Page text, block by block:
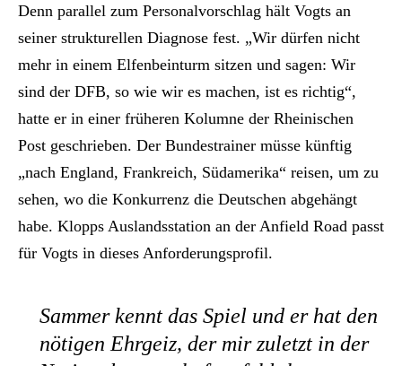
Denn parallel zum Personalvorschlag hält Vogts an
seiner strukturellen Diagnose fest. „Wir dürfen nicht
mehr in einem Elfenbeinturm sitzen und sagen: Wir
sind der DFB, so wie wir es machen, ist es richtig“,
hatte er in einer früheren Kolumne der Rheinischen
Post geschrieben. Der Bundestrainer müsse künftig
„nach England, Frankreich, Südamerika“ reisen, um zu
sehen, wo die Konkurrenz die Deutschen abgehängt
habe. Klopps Auslandsstation an der Anfield Road passt
für Vogts in dieses Anforderungsprofil.
Sammer kennt das Spiel und er hat den
nötigen Ehrgeiz, der mir zuletzt in der